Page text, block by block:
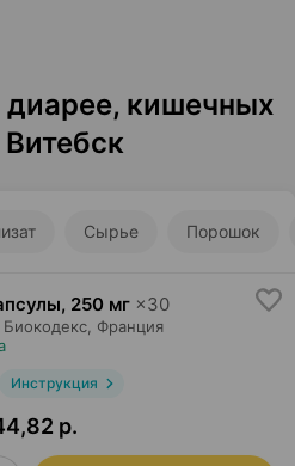
кишечных
Сырье Порошок
, 250 мг ×30
Биокодекс , Франция
Инструкция
р.